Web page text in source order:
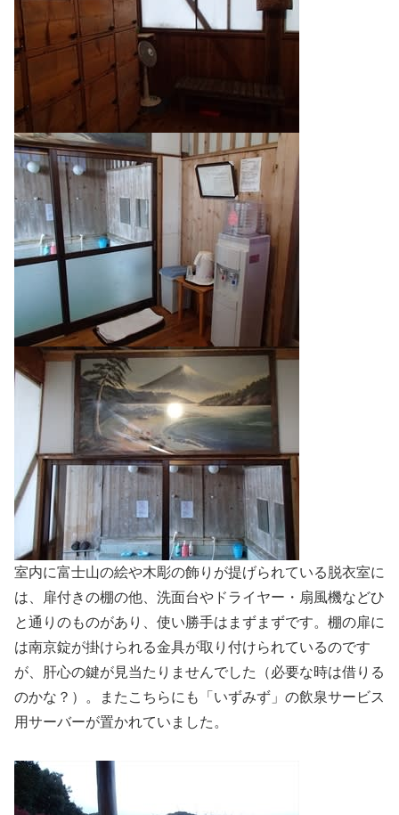
室内に富士山の絵や木彫の飾りが提げられている脱衣室に
は、扉付きの棚の他、洗面台やドライヤー・扇風機などひ
と通りのものがあり、使い勝手はまずまずです。棚の扉に
は南京錠が掛けられる金具が取り付けられているのです
が、肝心の鍵が見当たりませんでした（必要な時は借りる
のかな？）。またこちらにも「いずみず」の飲泉サービス
用サーバーが置かれていました。